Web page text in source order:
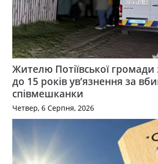
Жителю Потіївської громади
до 15 років ув’язнення за
співмешканки
Четвер, 6 Серпня, 2026